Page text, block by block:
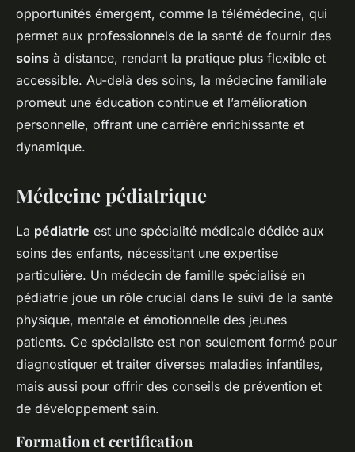
opportunités émergent, comme la télémédecine, qui
permet aux professionnels de la santé de fournir des
soins à distance, rendant la pratique plus flexible et
accessible. Au-delà des soins, la médecine familiale
promeut une éducation continue et l’amélioration
personnelle, offrant une carrière enrichissante et
dynamique.
Médecine pédiatrique
La pédiatrie est une spécialité médicale dédiée aux
soins des enfants, nécessitant une expertise
particulière. Un médecin de famille spécialisé en
pédiatrie joue un rôle crucial dans le suivi de la santé
physique, mentale et émotionnelle des jeunes
patients. Ce spécialiste est non seulement formé pour
diagnostiquer et traiter diverses maladies infantiles,
mais aussi pour offrir des conseils de prévention et
de développement sain.
Formation et certification